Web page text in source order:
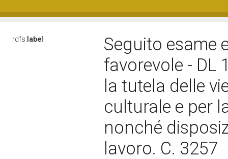
rdfs: label
Seguito esame
favorevole - DL
la tutela delle
culturale e per
nonché
lavoro. C. 3257